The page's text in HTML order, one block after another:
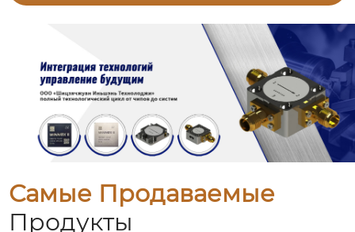
Самые Продаваемые
Продукты